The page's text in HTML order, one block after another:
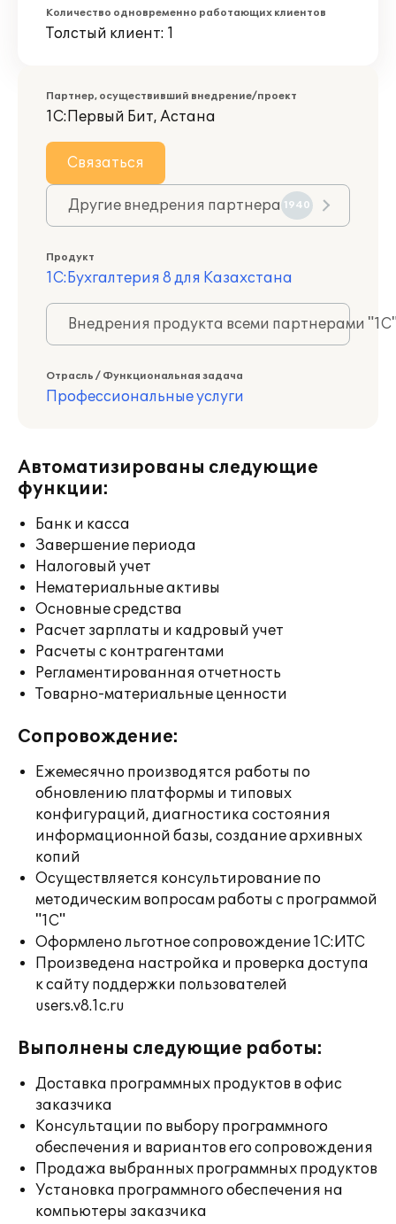
Количество одновременно работающих клиентов
Толстый клиент: 1
Партнер, осуществивший внедрение/проект
1С:Первый Бит, Астана
Связаться
Другие внедрения партнера 1940
Продукт
1С:Бухгалтерия 8 для Казахстана
Внедрения продукта всеми партнерами
Отрасль / Функциональная задача
Профессиональные услуги
Автоматизированы следующие
функции:
Банк и касса
Завершение периода
Налоговый учет
Нематериальные активы
Основные средства
Расчет зарплаты и кадровый учет
Расчеты с контрагентами
Регламентированная отчетность
Товарно-материальные ценности
Сопровождение:
Ежемесячно производятся работы по
обновлению платформы и типовых
конфигураций, диагностика состояния
информационной базы, создание архивных
копий
Осуществляется консультирование по
методическим вопросам работы с программой
"1С"
Оформлено льготное сопровождение 1С:ИТС
Произведена настройка и проверка доступа
к сайту поддержки пользователей
users.v8.1c.ru
Выполнены следующие работы:
Доставка программных продуктов в офис
заказчика
Консультации по выбору программного
обеспечения и вариантов его сопровождения
Продажа выбранных программных продуктов
Установка программного обеспечения на
компьютеры заказчика